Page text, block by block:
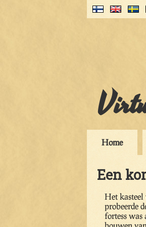
Home
Een
Het kasteel
probeerde
fortess was